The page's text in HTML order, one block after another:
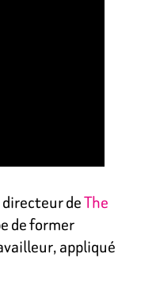
deThe
de former
appliqué